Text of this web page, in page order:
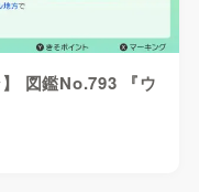
図鑑No.793 『ウ